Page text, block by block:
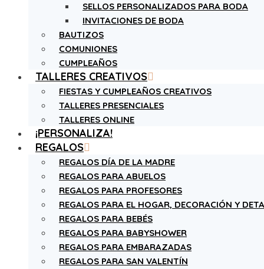
SELLOS PERSONALIZADOS PARA BODA
INVITACIONES DE BODA
BAUTIZOS
COMUNIONES
CUMPLEAÑOS
TALLERES CREATIVOS
FIESTAS Y CUMPLEAÑOS CREATIVOS
TALLERES PRESENCIALES
TALLERES ONLINE
¡PERSONALIZA!
REGALOS
REGALOS DÍA DE LA MADRE
REGALOS PARA ABUELOS
REGALOS PARA PROFESORES
REGALOS PARA EL HOGAR, DECORACIÓN Y
REGALOS PARA BEBÉS
REGALOS PARA BABYSHOWER
REGALOS PARA EMBARAZADAS
REGALOS PARA SAN VALENTÍN